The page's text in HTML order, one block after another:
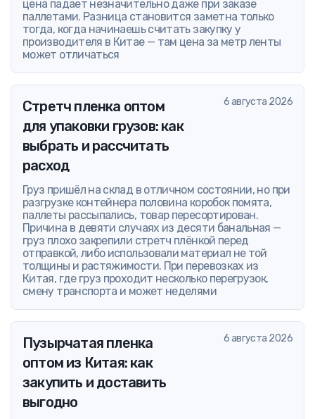
цена падает незначительно даже при заказе
паллетами. Разница становится заметна только
тогда, когда начинаешь считать закупку у
производителя в Китае — там цена за метр ленты
может отличаться
Стретч пленка оптом
для упаковки грузов: как
выбрать и рассчитать
расход
6 августа 2026
Груз пришёл на склад в отличном состоянии, но при
разгрузке контейнера половина коробок помята,
паллеты рассыпались, товар пересортирован.
Причина в девяти случаях из десяти банальная —
груз плохо закрепили стретч плёнкой перед
отправкой, либо использовали материал не той
толщины и растяжимости. При перевозках из
Китая, где груз проходит несколько перегрузок,
смену транспорта и может неделями
Пузырчатая пленка
оптом из Китая: как
закупить и доставить
выгодно
6 августа 2026